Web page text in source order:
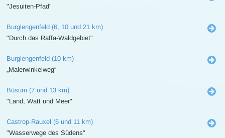
"Jesuiten-Pfad"
Burglengenfeld (6, 10 und 21 km)
"Durch das Raffa-Waldgebiet"
Burglengenfeld (10 km)
„Malerwinkelweg“
Büsum (7 und 13 km)
"Land, Watt und Meer"
Castrop-Rauxel (6 und 11 km)
"Wasserwege des Südens"